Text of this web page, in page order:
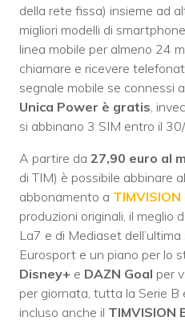
della rete fissa) insieme ad
migliori modelli di
linea mobile per almeno 24
chiamare e ricevere
segnale mobile se connessi
Unica Power è gratis ,
si abbinano 3 SIM entro il
A partire da 27,90 euro al
di TIM) è possibile abbinare
abbonamento a TIMVISION
produzioni originali, il meglio
La7 e di Mediaset
Eurosport e un piano per lo
Disney+ e DAZN Goal per
per giornata, tutta la Serie
incluso anche il TIMVISION